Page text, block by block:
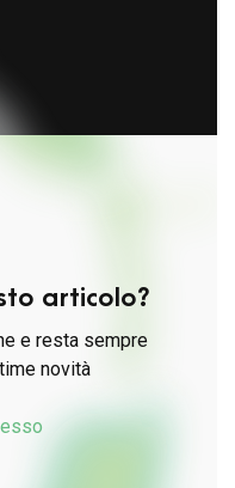
articolo?
e resta sempre
novità